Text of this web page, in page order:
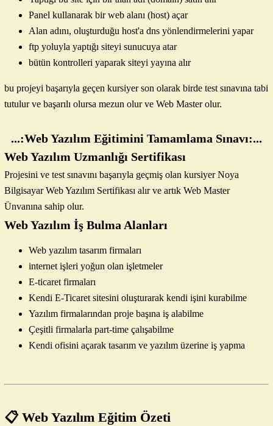
Panel kullanarak bir web alanı (host) açar
Alan adını, oluşturduğu host'a dns yönlendirmelerini yapar
ftp yoluyla yaptığı siteyi sunucuya atar
bütün kontrolleri yaparak siteyi yayına alır
bu projeyi başarıyla geçen kursiyer son olarak birde test sınavına tabi
tutulur ve başarılı olursa mezun olur ve Web Master olur.
...:Web Yazılım Eğitimini Tamamlama Sınavı:...
Web Yazılım Uzmanlığı Sertifikası
Projesini ve test sınavını başarıyla geçmiş olan kursiyer Noya
Bilgisayar Web Yazılım Sertifikası alır ve artık Web Master
Ünvanına sahip olur.
Web Yazılım İş Bulma Alanları
Web yazılım tasarım firmaları
internet işleri yoğun olan işletmeler
E-ticaret firmaları
Kendi E-Ticaret sitesini oluşturarak kendi işini kurabilme
Yazılım firmalarından proje başına iş alabilme
Çeşitli firmalarla part-time çalışabilme
Kendi ofisini açarak tasarım ve yazılım üzerine iş yapma
📋 Web Yazılım Eğitim Özeti